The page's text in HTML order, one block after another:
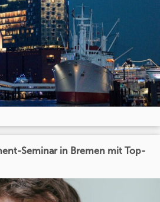
Seminar in Bremen mit Top-